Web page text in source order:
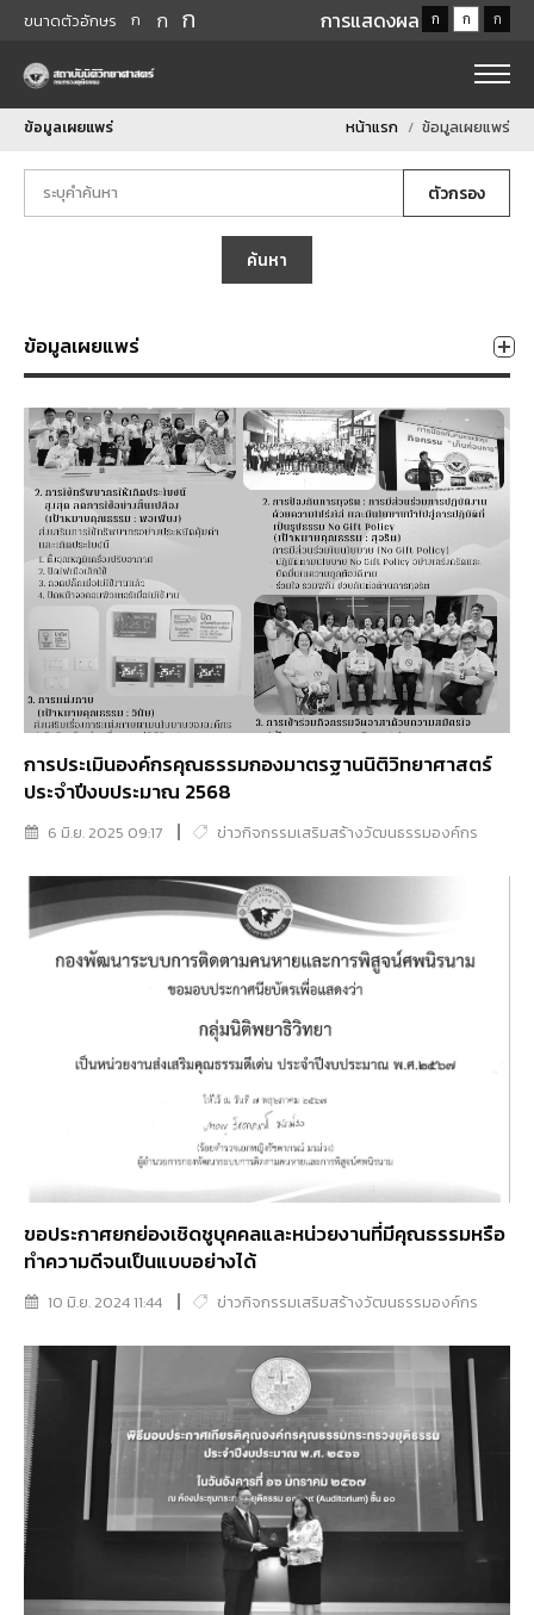
ขนาดตัวอักษร ก ก ก การแสดงผล ก ก ก
ข้อมูลเผยแพร่ หน้าแรก ข้อมูลเผยแพร่
ตัวกรอง
ค้นหา
ข้อมูลเผยแพร่
การประเมินองค์กรคุณธรรมกองมาตรฐานนิติวิทยาศาสตร์
ประจำปีงบประมาณ 2568
6 มิ.ย. 2025 09:17 ข่าวกิจกรรมเสริมสร้างวัฒนธรรมองค์กร
ขอประกาศยกย่องเชิดชูบุคคลและหน่วยงานที่มีคุณธรรมหรือ
ทำความดีจนเป็นแบบอย่างได้
10 มิ.ย. 2024 11:44 ข่าวกิจกรรมเสริมสร้างวัฒนธรรมองค์กร